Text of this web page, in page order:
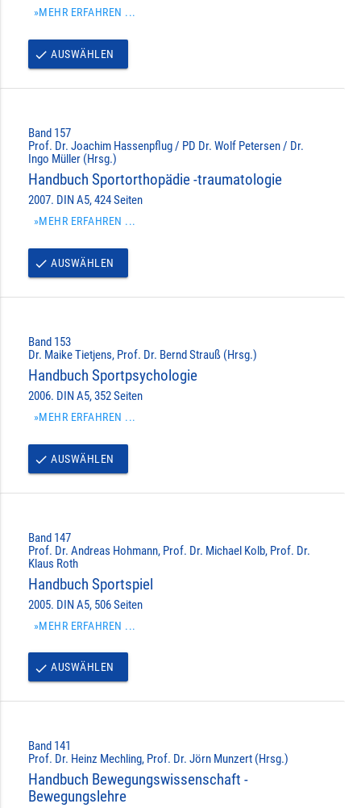
»MEHR ERFAHREN ...
done AUSWÄHLEN
Band 157
Prof. Dr. Joachim Hassenpflug / PD Dr. Wolf Petersen / Dr.
Ingo Müller (Hrsg.)
Handbuch Sportorthopädie -traumatologie
2007. DIN A5, 424 Seiten
»MEHR ERFAHREN ...
done AUSWÄHLEN
Band 153
Dr. Maike Tietjens, Prof. Dr. Bernd Strauß (Hrsg.)
Handbuch Sportpsychologie
2006. DIN A5, 352 Seiten
»MEHR ERFAHREN ...
done AUSWÄHLEN
Band 147
Prof. Dr. Andreas Hohmann, Prof. Dr. Michael Kolb, Prof. Dr.
Klaus Roth
Handbuch Sportspiel
2005. DIN A5, 506 Seiten
»MEHR ERFAHREN ...
done AUSWÄHLEN
Band 141
Prof. Dr. Heinz Mechling, Prof. Dr. Jörn Munzert (Hrsg.)
Handbuch Bewegungswissenschaft -
Bewegungslehre